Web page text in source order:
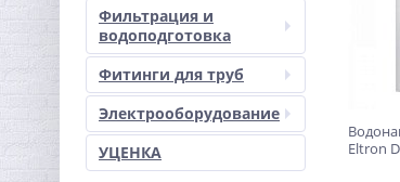
Фильтрация и
водоподготовка
Фитинги для труб
Электрооборудование
УЦЕНКА
Eltron